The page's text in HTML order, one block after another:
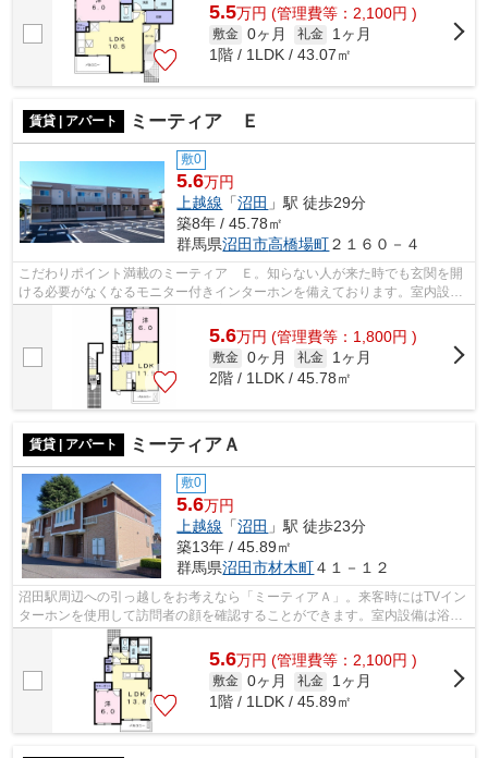
5.5万円 (管理費等：2,100円 )
敷金 0ヶ月 礼金
1ヶ月
1階 / 1LDK / 43.07㎡
賃貸 | アパート ミーティア Ｅ
敷0
5.6万円
上越線 「沼田 」駅 徒歩29分
築8年 / 45.78㎡
群馬県沼田市高橋場町２１６０－４
こだわりポイント満載のミーティア Ｅ。知らない人が来た時でも玄関を開
ける必要がなくなるモニター付きインターホンを備えております。室内設備
は洗面所独立・浴室乾燥機など充実し...
5.6万円 (管理費等：1,800円 )
敷金 0ヶ月 礼金
1ヶ月
2階 / 1LDK / 45.78㎡
賃貸 | アパート ミーティアＡ
敷0
5.6万円
上越線 「沼田 」駅 徒歩23分
築13年 / 45.89㎡
群馬県沼田市材木町４１－１２
沼田駅周辺への引っ越しをお考えなら「ミーティアＡ」。来客時にはTVイン
ターホンを使用して訪問者の顔を確認することができます。室内設備は浴室
乾燥機・洗面所独立など大変充実して...
5.6万円 (管理費等：2,100円 )
敷金 0ヶ月 礼金
1ヶ月
1階 / 1LDK / 45.89㎡